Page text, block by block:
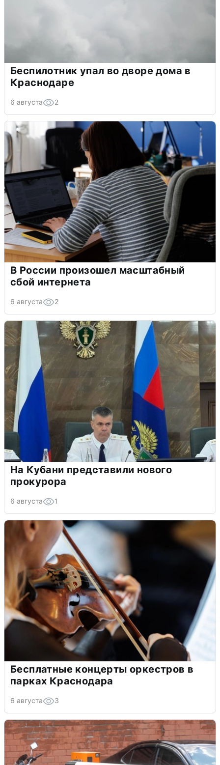
Беспилотник упал во дворе дома в
Краснодаре
6 августа 2
В России произошел масштабный
сбой интернета
6 августа 2
На Кубани представили нового
прокурора
6 августа 1
Бесплатные концерты оркестров в
парках Краснодара
6 августа 3